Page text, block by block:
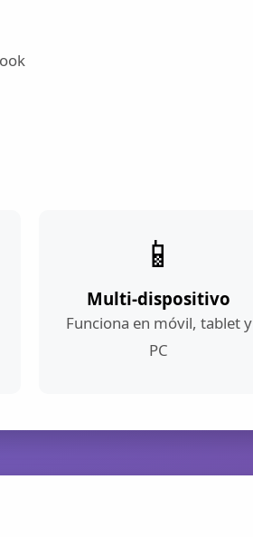
📱
Multi-dispositivo
Funciona en móvil, tablet y
PC